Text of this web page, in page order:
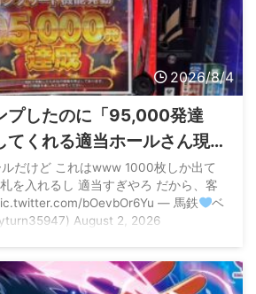
2026/8/4
プしたのに「95,000発達
てくれる適当ホールさん現
だけど これはwww 1000枚しか出て
を入れるし 適当すぎやろ だから、客
bOevbOr6Yu — 馬鉄
ベ
August 2, 2026